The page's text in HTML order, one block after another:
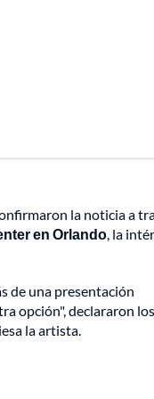
la noticia a
en Orlando, la
de una presentación
opción", declararon los
la artista.